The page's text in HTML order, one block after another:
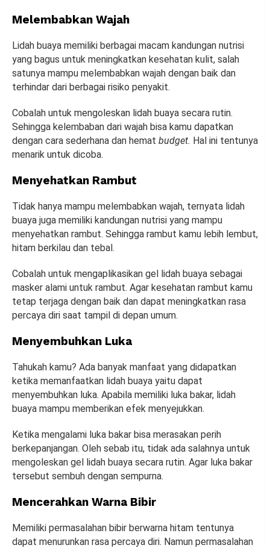
Melembabkan Wajah
Lidah buaya memiliki berbagai macam kandungan nutrisi
yang bagus untuk meningkatkan kesehatan kulit, salah
satunya mampu melembabkan wajah dengan baik dan
terhindar dari berbagai risiko penyakit.
Cobalah untuk mengoleskan lidah buaya secara rutin.
Sehingga kelembaban dari wajah bisa kamu dapatkan
dengan cara sederhana dan hemat budget. Hal ini tentunya
menarik untuk dicoba.
Menyehatkan Rambut
Tidak hanya mampu melembabkan wajah, ternyata lidah
buaya juga memiliki kandungan nutrisi yang mampu
menyehatkan rambut. Sehingga rambut kamu lebih lembut,
hitam berkilau dan tebal.
Cobalah untuk mengaplikasikan gel lidah buaya sebagai
masker alami untuk rambut. Agar kesehatan rambut kamu
tetap terjaga dengan baik dan dapat meningkatkan rasa
percaya diri saat tampil di depan umum.
Menyembuhkan Luka
Tahukah kamu? Ada banyak manfaat yang didapatkan
ketika memanfaatkan lidah buaya yaitu dapat
menyembuhkan luka. Apabila memiliki luka bakar, lidah
buaya mampu memberikan efek menyejukkan.
Ketika mengalami luka bakar bisa merasakan perih
berkepanjangan. Oleh sebab itu, tidak ada salahnya untuk
mengoleskan gel lidah buaya secara rutin. Agar luka bakar
tersebut sembuh dengan sempurna.
Mencerahkan Warna Bibir
Memiliki permasalahan bibir berwarna hitam tentunya
dapat menurunkan rasa percaya diri. Namun permasalahan